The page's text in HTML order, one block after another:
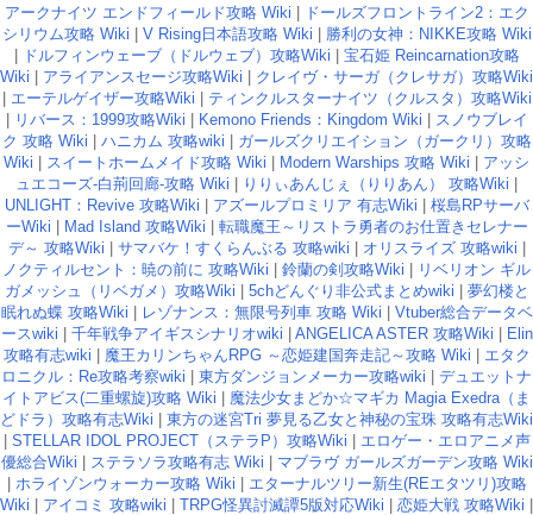
アークナイツ エンドフィールド攻略 Wiki | ドールズフロントライン2：エク
シリウム攻略 Wiki | V Rising日本語攻略 Wiki | 勝利の女神：NIKKE攻略 Wiki
| ドルフィンウェーブ（ドルウェブ）攻略Wiki | 宝石姫 Reincarnation攻略
Wiki | アライアンスセージ攻略Wiki | クレイヴ・サーガ（クレサガ）攻略Wiki
| エーテルゲイザー攻略Wiki | ティンクルスターナイツ（クルスタ）攻略Wiki
| リバース：1999攻略Wiki | Kemono Friends：Kingdom Wiki | スノウブレイ
ク 攻略 Wiki | ハニカム 攻略wiki | ガールズクリエイション（ガークリ）攻略
Wiki | スイートホームメイド攻略 Wiki | Modern Warships 攻略 Wiki | アッシ
ュエコーズ-白荊回廊-攻略 Wiki | りりぃあんじぇ（りりあん） 攻略Wiki |
UNLIGHT：Revive 攻略Wiki | アズールプロミリア 有志Wiki | 桜島RPサーバ
ーWiki | Mad Island 攻略Wiki | 転職魔王～リストラ勇者のお仕置きセレナー
デ～ 攻略Wiki | サマバケ！すくらんぶる 攻略wiki | オリスライズ 攻略wiki |
ノクティルセント：暁の前に 攻略Wiki | 鈴蘭の剣攻略Wiki | リベリオン ギル
ガメッシュ（リベガメ）攻略Wiki | 5chどんぐり非公式まとめwiki | 夢幻楼と
眠れぬ蝶 攻略Wiki | レゾナンス：無限号列車 攻略 Wiki | Vtuber総合データベ
ースwiki | 千年戦争アイギスシナリオwiki | ANGELICA ASTER 攻略Wiki | Elin
攻略有志wiki | 魔王カリンちゃんRPG ～恋姫建国奔走記～攻略 Wiki | エタク
ロニクル：Re攻略考察wiki | 東方ダンジョンメーカー攻略wiki | デュエットナ
イトアビス(二重螺旋)攻略 Wiki | 魔法少女まどか☆マギカ Magia Exedra（ま
どドラ）攻略有志Wiki | 東方の迷宮Tri 夢見る乙女と神秘の宝珠 攻略有志Wiki
| STELLAR IDOL PROJECT（ステラP）攻略Wiki | エロゲー・エロアニメ声
優総合Wiki | ステラソラ攻略有志 Wiki | マブラヴ ガールズガーデン攻略 Wiki
| ホライゾンウォーカー攻略 Wiki | エターナルツリー新生(REエタツリ)攻略
Wiki | アイコミ 攻略wiki | TRPG怪異討滅譚5版対応Wiki | 恋姫大戦 攻略Wiki |